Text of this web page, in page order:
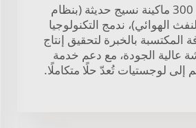
بتشغيل أكثر من 300 ماكينة نسيج حديثة (بنظام
الهوائي)، ندمج التكنولوجيا
المكتسبة بالخبرة لتحقيق إنتاج
عالية الجودة، مع دعم خدمة
لوجستيات تُعدّ حلًا متكاملًا.